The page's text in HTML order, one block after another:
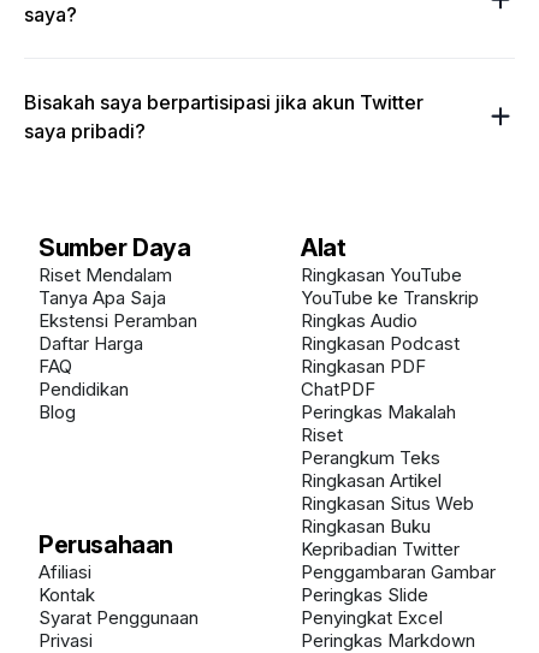
saya?
Bisakah saya berpartisipasi jika akun Twitter
saya pribadi?
Sumber Daya
Riset Mendalam
Tanya Apa Saja
Ekstensi Peramban
Daftar Harga
FAQ
Pendidikan
Blog
Perusahaan
Afiliasi
Kontak
Syarat Penggunaan
Privasi
Alat
Ringkasan YouTube
YouTube ke Transkrip
Ringkas Audio
Ringkasan Podcast
Ringkasan PDF
ChatPDF
Peringkas Makalah
Riset
Perangkum Teks
Ringkasan Artikel
Ringkasan Situs Web
Ringkasan Buku
Kepribadian Twitter
Penggambaran Gambar
Peringkas Slide
Penyingkat Excel
Peringkas Markdown